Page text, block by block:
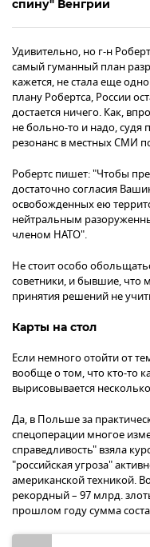
спину" Венгрии
Удивительно, но г-н
самый гуманный план
кажется, не стала еще
плану Робертса, России
достается ничего. Как,
не больно-то и надо, судя
резонанс в местных СМИ
Робертс пишет: "Чтобы
достаточно согласия
освобожденных ею
нейтральным
членом НАТО".
Не стоит особо
советники, и бывшие, что
принятия решений не
Карты на стол
Если немного отойти от
вообще о том, что кто-то
вырисовывается
Да, в Польше за
спецоперации многое
справедливость" взяла
"российская угроза"
американской техникой.
рекордный – 97 млрд.
прошлом году сумма